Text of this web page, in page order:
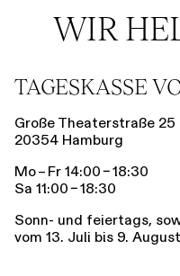
WIR
TAGESKASSE
Große Theaterstraße 25
20354 Hamburg
Mo – Fr 14:00 – 18:30
Sa 11:00 – 18:30
Sonn- und feiertags,
vom 13. Juli bis 9.